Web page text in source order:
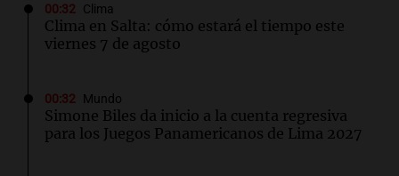
00:32 Clima
Clima en Salta: cómo estará el tiempo este
viernes 7 de agosto
00:32 Mundo
Simone Biles da inicio a la cuenta regresiva
para los Juegos Panamericanos de Lima 2027